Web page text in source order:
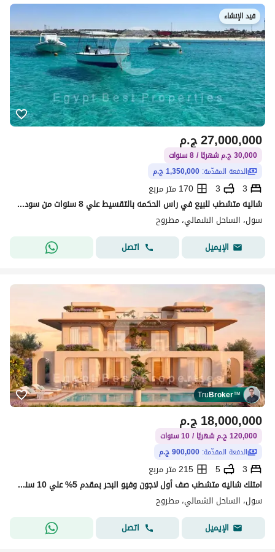
قيد الإنشاء
ج.م27,000,000
30,000 ج.م شهريًا / 8 سنوات
الدفعة المقدّمة: 1,350,000 ج.م
3
3
170 متر مربع
شاليه متشطب للبيع في راس الحكمه بالتقسيط علي 8 سنوات من سوديك باطلاله علي البحر لفتره محدوده وبسعر مميز
سول، الساحل الشمالي، مطروح
الإيميل
اتصل
TruBroker™
ج.م18,000,000
120,000 ج.م شهريًا / 10 سنوات
الدفعة المقدّمة: 900,000 ج.م
3
5
215 متر مربع
امتلك شاليه متشطب صف أول لاجون وفيو البحر بمقدم 5% علي 10 سنين
سول، الساحل الشمالي، مطروح
الإيميل
اتصل